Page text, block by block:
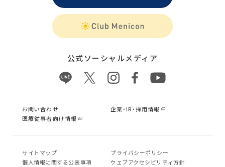
公式ソーシャルメディア
お問い合わせ
企業・IR・採用情報
医療従事者向け情報
サイトマップ
プライバシーポリシー
個⼈情報に関する公表事項
ウェブアクセシビリティ方針